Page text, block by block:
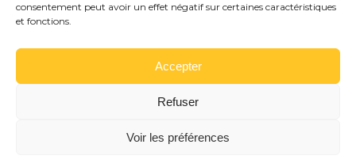
consentement peut avoir un effet négatif sur certaines caractéristiques
et fonctions.
Accepter
Refuser
Voir les préférences
Plac'Elec © 2026 -Mentions légales-
Site réalisé parSkill Design
Plac'Elec, spécialise en électricité générale à
Lannion vous propose aussi ses services en